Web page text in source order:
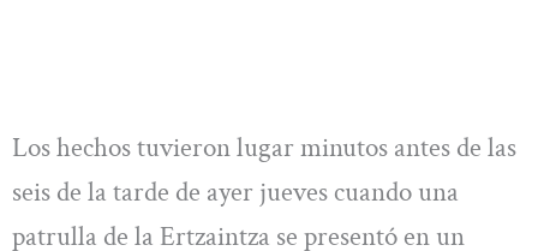
Los hechos tuvieron lugar minutos antes de las
seis de la tarde de ayer jueves cuando una
patrulla de la Ertzaintza se presentó en un